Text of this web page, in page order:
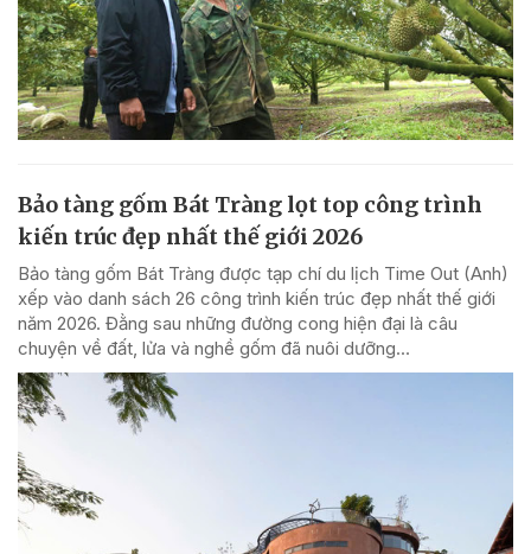
Bảo tàng gốm Bát Tràng lọt top công trình
kiến trúc đẹp nhất thế giới 2026
Bảo tàng gốm Bát Tràng được tạp chí du lịch Time Out (Anh)
xếp vào danh sách 26 công trình kiến trúc đẹp nhất thế giới
năm 2026. Đằng sau những đường cong hiện đại là câu
chuyện về đất, lửa và nghề gốm đã nuôi dưỡng...